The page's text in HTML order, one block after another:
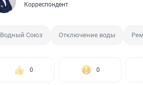
Корреспондент
Водный Союз Отключение воды
0 0